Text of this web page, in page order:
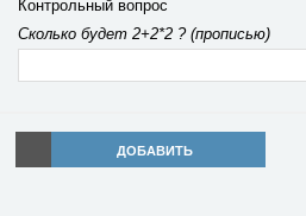
Контрольный вопрос
Сколько будет 2+2*2 ? (прописью)
ДОБАВИТЬ